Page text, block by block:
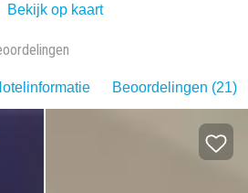
Bekijk op kaart
Beoordelingen (21)